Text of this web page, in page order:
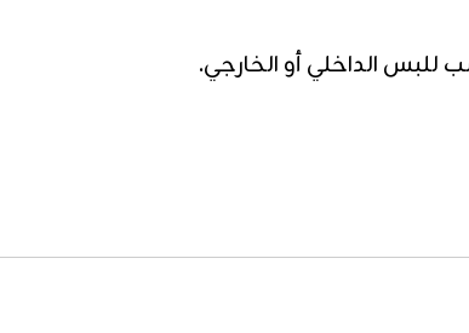
الداخلي أو الخارجي.